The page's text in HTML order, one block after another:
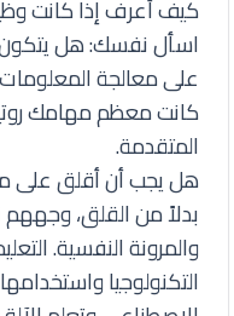
كيف أعرف إذا كانت
اسأل نفسك: هل يتكون
على معالجة
كانت معظم مهامك
المتقدمة.
هل يجب أن أقلق على
بدلاً من القلق، وجههم
والمرونة النفسية.
التكنولوجيا